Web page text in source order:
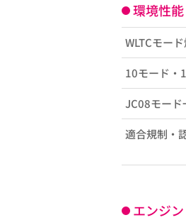
環境性能
WLTCモー
10モード・
JC08モード
適合規制・
エンジ